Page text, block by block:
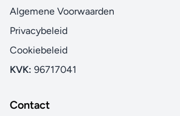
Algemene Voorwaarden
Privacybeleid
Cookiebeleid
KVK: 96717041
Contact